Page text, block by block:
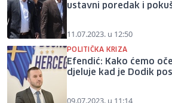
ustavni poredak i
11.07.2023. u 12:50
POLITIČKA KRIZA
Efendić: Kako ćemo
djeluje kad je Dodik
09.07.2023. u 11:14